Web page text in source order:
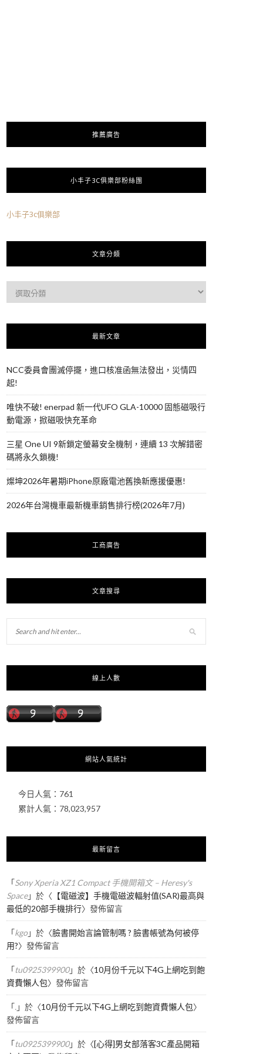
推薦廣告
小丰子3C俱樂部粉絲團
小丰子3c俱樂部
文章分類
最新文章
NCC委員會團滅停擺，進口核准函無法發出，災情四
起!
唯快不破! enerpad 新一代UFO GLA-10000 固態磁吸行
動電源，掀磁吸快充革命
三星 One UI 9新鎖定螢幕安全機制，連續 13 次解錯密
碼將永久鎖機!
燦坤2026年暑期iPhone原廠電池舊換新應援優惠!
2026年台灣機車最新機車銷售排行榜(2026年7月)
工商廣告
文章搜尋
線上人數
網站人氣統計
今日人氣： 761
累計人氣： 78,023,957
最新留言
「Sony Xperia XZ1 Compact 手機開箱文 – Heresy's
Space」於〈 【電磁波】手機電磁波輻射值(SAR)最高與
最低的20部手機排行〉發佈留言
「kgo」於〈臉書開始言論管制嗎 ? 臉書帳號為何被停
用?〉發佈留言
「tu0925399900」於〈10月份千元以下4G上網吃到飽
資費懶人包〉發佈留言
「.」於〈10月份千元以下4G上網吃到飽資費懶人包〉
發佈留言
「tu0925399900」於〈[心得]男女部落客3C產品開箱